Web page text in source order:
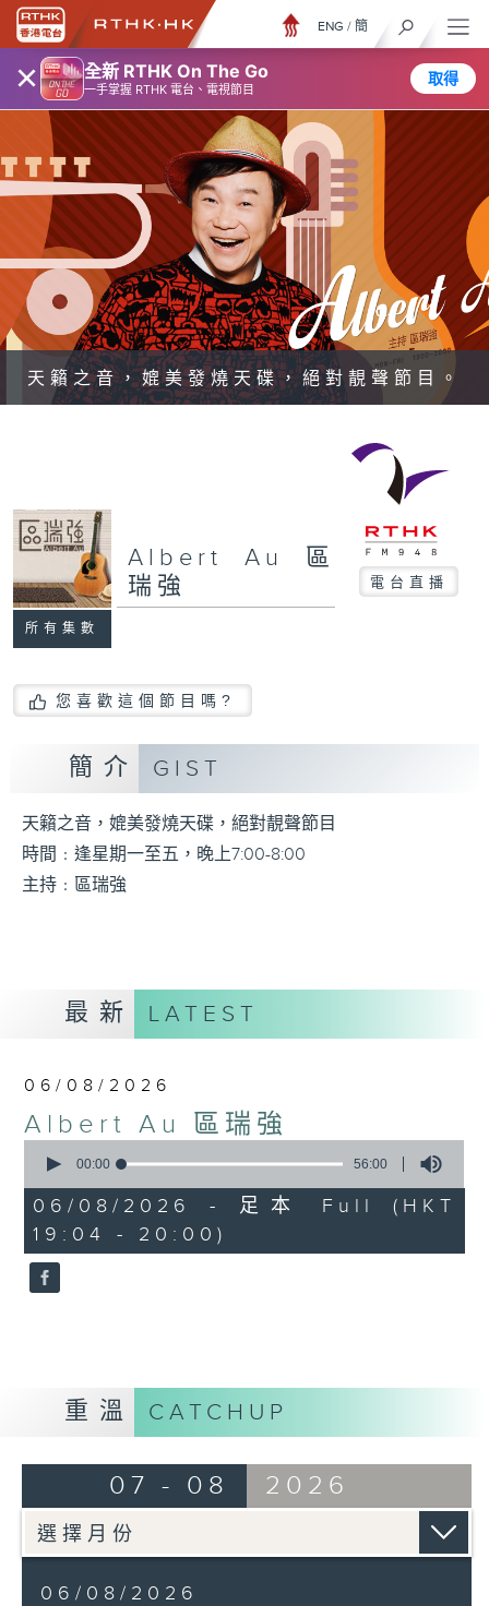
× 全新 RTHK On The Go
一手掌握 RTHK 電台、電視節目
取得
ENG / 簡
天籟之音，媲美發燒天碟，絕對靚聲節目。
所有集數
Albert Au 區
瑞強
電台直播
您喜歡這個節目嗎?
簡介 GIST
天籟之音，媲美發燒天碟，絕對靚聲節目
時間﹕逢星期一至五，晚上7:00-8:00
主持﹕區瑞強
最新 LATEST
06/08/2026
Albert Au 區瑞強
seconds
56
minutes,
0
seconds
00:00 56:00
06/08/2026 - 足本 Full (HKT
19:04 - 20:00)
重溫 CATCHUP
07 - 08 2026
06/08/2026